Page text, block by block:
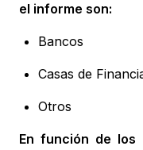
el informe son:
Bancos
Casas de
Otros
En función de